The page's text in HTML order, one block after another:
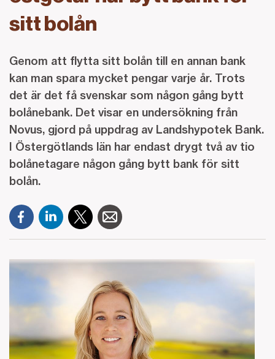
sitt bolån
Genom att flytta sitt bolån till en annan bank
kan man spara mycket pengar varje år. Trots
det är det få svenskar som någon gång bytt
bolånebank. Det visar en undersökning från
Novus, gjord på uppdrag av Landshypotek Bank.
I Östergötlands län har endast drygt två av tio
bolånetagare någon gång bytt bank för sitt
bolån.